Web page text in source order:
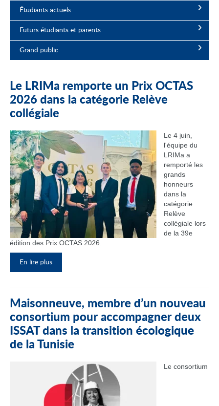
Étudiants actuels
Futurs étudiants et parents
Grand public
Le LRIMa remporte un Prix OCTAS
2026 dans la catégorie Relève
collégiale
Le 4 juin,
l'équipe du
LRIMa a
remporté les
grands
honneurs
dans la
catégorie
Relève
collégiale lors
de la 39e
édition des Prix OCTAS 2026.
En lire plus
Maisonneuve, membre d’un nouveau
consortium pour accompagner deux
ISSAT dans la transition écologique
de la Tunisie
Le consortium